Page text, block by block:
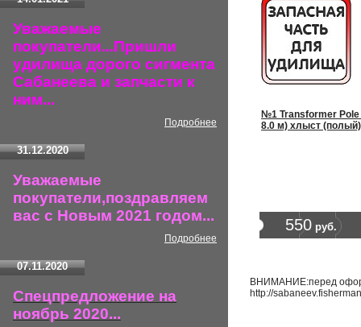
Уважаемые
покупатели...Пришли
удилища дорого сигмента
Сабанеева и запчасти к
ним...
Подробнее
31.12.2020
Уважаемые
покупатели,поздравляем
вас с Новым 2021 годом...
Подробнее
07.11.2020
Спецпредложение на
ноябрь 2020...
№1 Transformer Pole
8.0 м) хлыст (полый)
550 руб.
ВНИМАНИЕ:перед
http://